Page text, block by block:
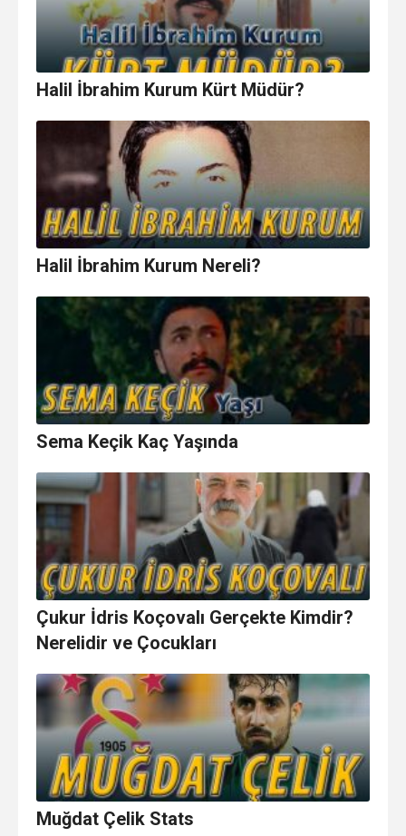
Halil İbrahim Kurum Kürt Müdür?
Halil İbrahim Kurum Nereli?
Sema Keçik Kaç Yaşında
Çukur İdris Koçovalı Gerçekte Kimdir?
Nerelidir ve Çocukları
Muğdat Çelik Stats